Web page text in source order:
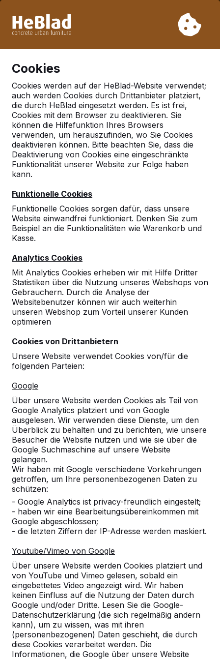
Woche 33 nicht. Bitte berücksichtigen Sie daher längere
Cookies
Cookies werden auf der HeBlad-Website verwendet;
auch werden Cookies durch Drittanbieter platziert,
die durch HeBlad eingesetzt werden. Es ist frei,
Cookies mit dem Browser zu deaktivieren. Sie
können die Hilfefunktion Ihres Browsers
verwenden, um herauszufinden, wo Sie Cookies
deaktivieren können. Bitte beachten Sie, dass die
Deaktivierung von Cookies eine eingeschränkte
Funktionalität unserer Website zur Folge haben
kann.
Funktionelle Cookies
Funktionelle Cookies sorgen dafür, dass unsere
Website einwandfrei funktioniert. Denken Sie zum
Beispiel an die Funktionalitäten wie Warenkorb und
Kasse.
Analytics Cookies
Mit Analytics Cookies erheben wir mit Hilfe Dritter
Statistiken über die Nutzung unseres Webshops von
Gebrauchern. Durch die Analyse der
Websitebenutzer können wir auch weiterhin
unseren Webshop zum Vorteil unserer Kunden
optimieren
Cookies von Drittanbietern
Unsere Website verwendet Cookies von/für die
folgenden Parteien:
Google
Über unsere Website werden Cookies als Teil von
Google Analytics platziert und von Google
ausgelesen. Wir verwenden diese Dienste, um den
Überblick zu behalten und zu berichten, wie unsere
Besucher die Website nutzen und wie sie über die
Google Suchmaschine auf unsere Website
gelangen.
Wir haben mit Google verschiedene Vorkehrungen
getroffen, um Ihre personenbezogenen Daten zu
schützen:
- Google Analytics ist privacy-freundlich eingestelt;
- haben wir eine Bearbeitungsübereinkommen mit
Google abgeschlossen;
- die letzten Ziffern der IP-Adresse werden maskiert.
Youtube/Vimeo von Google
Über unsere Website werden Cookies platziert und
von YouTube und Vimeo gelesen, sobald ein
eingebettetes Video angezeigt wird. Wir haben
keinen Einfluss auf die Nutzung der Daten durch
Google und/oder Dritte. Lesen Sie die Google-
Datenschutzerklärung (die sich regelmäßig ändern
kann), um zu wissen, was mit ihren
(personenbezogenen) Daten geschieht, die durch
diese Cookies verarbeitet werden. Die
Informationen, die Google über unsere Website
Seiten mit Tag gefunden
Tischtennisschläger
Nachrichten Im Laufe der Jahre ist unser
Tischtennistisch oft in Fernsehsendungen,
Werbespots und Spielfilmen zu sehen gewesen.
Hierdurch wurde unser Tischtennistisch nicht
nur bekannt , sondern auch zu anderen
Tischtennistisch gezeigt, um sehen zu la...
Mehr dazu ->
Home
Die Qualität von HeBlad Im Laufe der Jahre
haben wir Tausende von Tischtennistischen und
Picknick-Sets aus Beton hergestellt und unter
anderem in die Beneluxländer und nach
Deutschland, Dänemark, Frankreich und
mittlerweile sogar in &U...
Mehr dazu ->
Kontakt
HeBlad Luxemburg
Diamantweg 22
5527 LC Hapert
Niederlande
+31 (0)497 - 36.08.08
info@HeBlad.lu
Kundenservice